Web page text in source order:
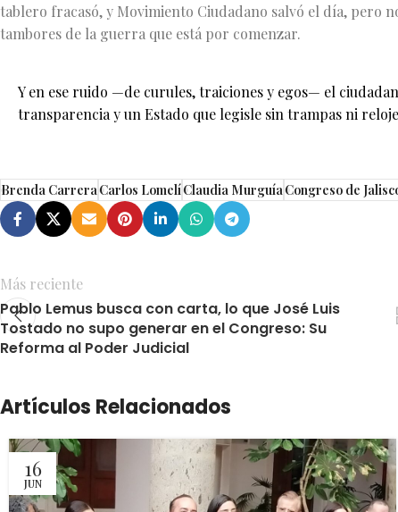
tablero fracasó, y Movimiento Ciudadano salvó el día, pero
tambores de la guerra que está por comenzar.
Y en ese ruido —de curules, traiciones y egos— el
transparencia y un Estado que legisle sin trampas ni
Brenda CarreraCarlos LomelíClaudia MurguíaCongreso de
Más reciente
Pablo Lemus busca con carta, lo que José Luis
Tostado no supo generar en el Congreso: Su
Reforma al Poder Judicial
Artículos Relacionados
16
JUN